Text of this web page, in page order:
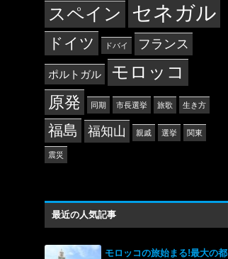
スペイン セネガル
ドイツ ドバイ フランス
ポルトガル モロッコ
原発 同期 市長選挙 旅歌 生き方
福島 福知山 親戚 選挙 関東
震災
最近の人気記事
モロッコの旅始まる!最大の都